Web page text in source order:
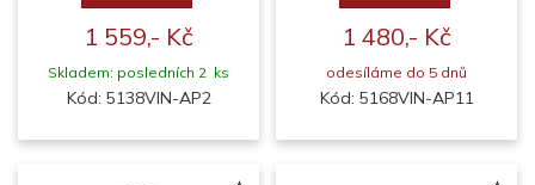
1 559,- Kč
Skladem: posledních 2 ks
Kód: 5138VIN-AP2
1 480,- Kč
odesíláme do 5 dnů
Kód: 5168VIN-AP11